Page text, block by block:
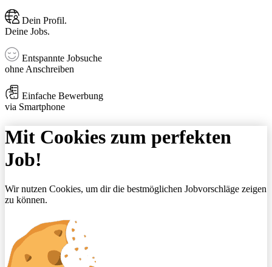
Dein Profil.
Deine Jobs.
Entspannte Jobsuche
ohne Anschreiben
Einfache Bewerbung
via Smartphone
Mit Cookies zum perfekten
Job!
Wir nutzen Cookies, um dir die bestmöglichen Jobvorschläge zeigen
zu können.